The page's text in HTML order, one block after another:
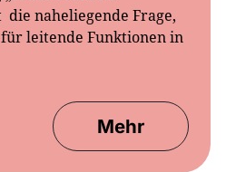
naheliegende Frage,
leitende Funktionen in
Mehr